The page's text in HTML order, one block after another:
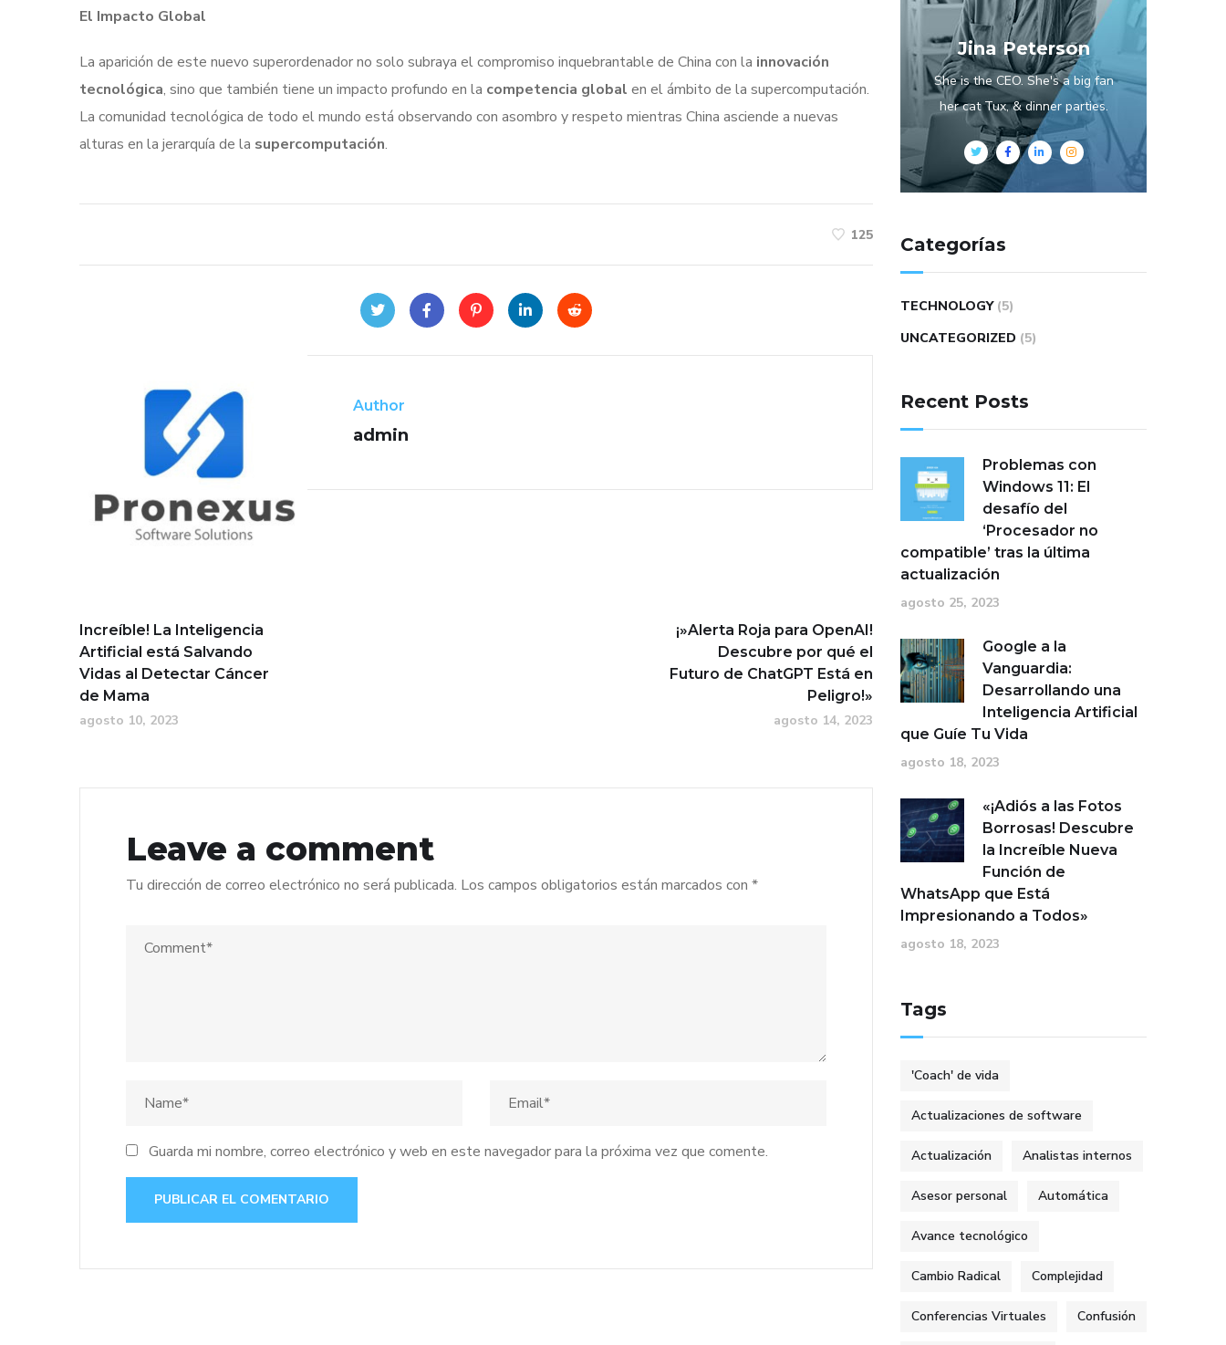
El Impacto Global
La aparición de este nuevo superordenador no solo subraya el compromiso inquebrantable de China con la innovación
tecnológica, sino que también tiene un impacto profundo en la competencia global en el ámbito de la supercomputación.
La comunidad tecnológica de todo el mundo está observando con asombro y respeto mientras China asciende a nuevas
alturas en la jerarquía de la supercomputación.
125
Author
admin
Increíble! La Inteligencia
Artificial está Salvando
Vidas al Detectar Cáncer
de Mama
agosto 10, 2023
¡»Alerta Roja para OpenAI!
Descubre por qué el
Futuro de ChatGPT Está en
Peligro!»
agosto 14, 2023
Leave a comment
Tu dirección de correo electrónico no será publicada. Los campos obligatorios están marcados con *
Guarda mi nombre, correo electrónico y web en este navegador para la próxima vez que comente.
Jina Peterson
She is the CEO. She's a big fan
her cat Tux, & dinner parties.
Categorías
TECHNOLOGY (5)
UNCATEGORIZED (5)
Recent Posts
Problemas con
Windows 11: El
desafío del
‘Procesador no
compatible’ tras la última
actualización
agosto 25, 2023
Google a la
Vanguardia:
Desarrollando una
Inteligencia Artificial
que Guíe Tu Vida
agosto 18, 2023
«¡Adiós a las Fotos
Borrosas! Descubre
la Increíble Nueva
Función de
WhatsApp que Está
Impresionando a Todos»
agosto 18, 2023
Tags
'Coach' de vida
Actualizaciones de software
Actualización Analistas internos
Asesor personal Automática
Avance tecnológico
Cambio Radical Complejidad
Conferencias Virtuales Confusión